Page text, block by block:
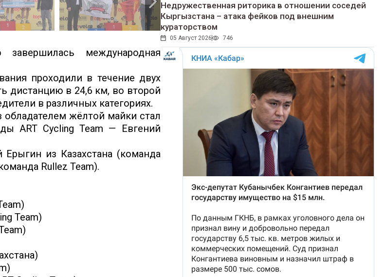
международная
проходили в течение двух
дистанцию в 24,6 км, во второй
в различных категориях.
жёлтой майки стал
ART Cycling Team — Евгений
из Казахстана (команда
Rullez Team).
Team)
Недружественная риторика в отношении соседей
Кыргызстана – атака фейков под внешним
кураторством
05 Август 2026 746